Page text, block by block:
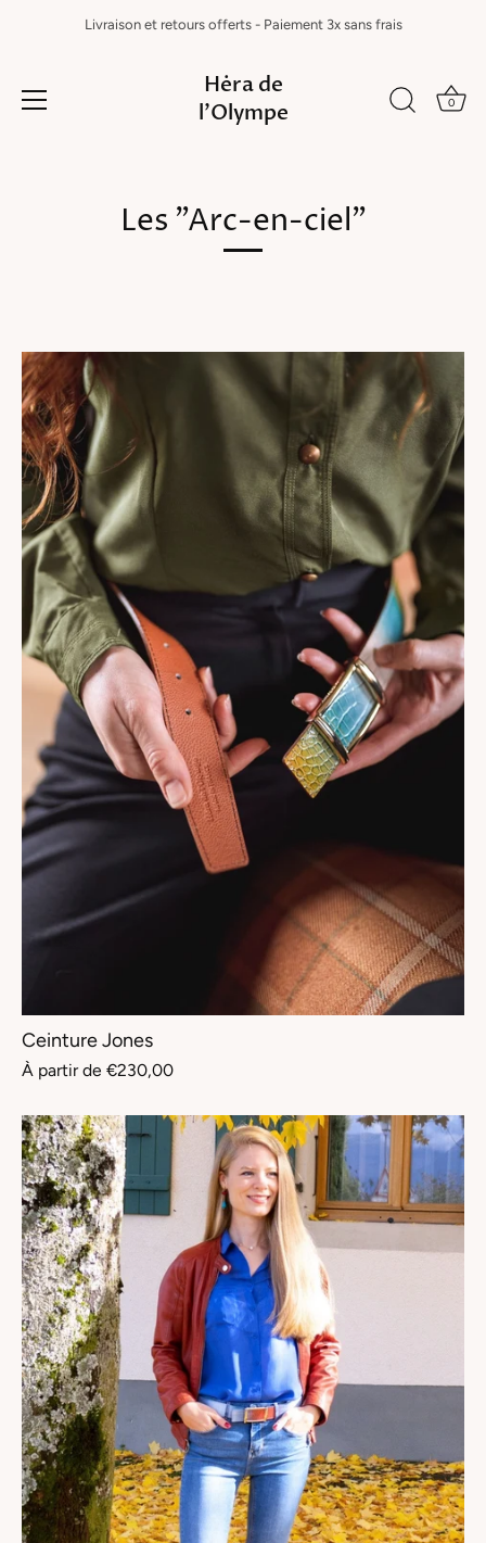
Livraison et retours offerts - Paiement 3x sans frais
Hėra de
l'Olympe
0
Les "Arc-en-ciel"
Ceinture Jones
À partir de €230,00